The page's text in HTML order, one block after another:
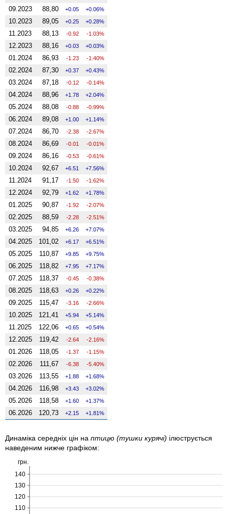
09.2023 88,80 0.05 0.06%
10.2023 89,05 0.25 0.28%
11.2023 88,13 -0.92 -1.03%
12.2023 88,16 0.03 0.03%
01.2024 86,93 -1.23 -1.40%
02.2024 87,30 0.37 0.43%
03.2024 87,18 -0.12 -0.14%
04.2024 88,96 1.78 2.04%
05.2024 88,08 -0.88 -0.99%
06.2024 89,08 1.00 1.14%
07.2024 86,70 -2.38 -2.67%
08.2024 86,69 -0.01 -0.01%
09.2024 86,16 -0.53 -0.61%
10.2024 92,67 6.51 7.56%
11.2024 91,17 -1.50 -1.62%
12.2024 92,79 1.62 1.78%
01.2025 90,87 -1.92 -2.07%
02.2025 88,59 -2.28 -2.51%
03.2025 94,85 6.26 7.07%
04.2025 101,02 6.17 6.51%
05.2025 110,87 9.85 9.75%
06.2025 118,82 7.95 7.17%
07.2025 118,37 -0.45 -0.38%
08.2025 118,63 0.26 0.22%
09.2025 115,47 -3.16 -2.66%
10.2025 121,41 5.94 5.14%
11.2025 122,06 0.65 0.54%
12.2025 119,42 -2.64 -2.16%
01.2026 118,05 -1.37 -1.15%
02.2026 111,67 -6.38 -5.40%
03.2026 113,55 1.88 1.68%
04.2026 116,98 3.43 3.02%
05.2026 118,58 1.60 1.37%
06.2026 120,73 2.15 1.81%
Динаміка середніх цін на птицю (тушки курячі) ілюструється
наведеним нижче графіком:
110
120
130
140
грн.